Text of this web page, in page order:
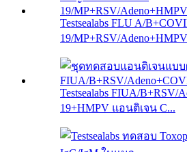
Testsealabs FLU A/
19/MP+RSV/
Testsealabs FIUA/B+RSV/
19+HMPV แอนติเจน C...